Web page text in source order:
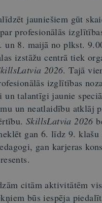
jauniešiem gūt
profesionālās
un 8. maijā no plkst.
izstāžu centrā tiek
2026. Tajā
izglītības
un talantīgi jaunie
un neatlaidību atklāj
SkillsLatvia 2026
gan 6. līdz 9. klašu
gan karjeras
citām aktivitātēm
būs iespēja